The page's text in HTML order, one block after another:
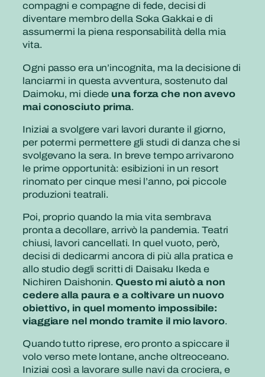
compagni e compagne di fede, decisi di
diventare membro della Soka Gakkai e di
assumermi la piena responsabilità della mia
vita.
Ogni passo era un’incognita, ma la decisione di
lanciarmi in questa avventura, sostenuto dal
Daimoku, mi diede una forza che non avevo
mai conosciuto prima.
Iniziai a svolgere vari lavori durante il giorno,
per potermi permettere gli studi di danza che si
svolgevano la sera. In breve tempo arrivarono
le prime opportunità: esibizioni in un resort
rinomato per cinque mesi l’anno, poi piccole
produzioni teatrali.
Poi, proprio quando la mia vita sembrava
pronta a decollare, arrivò la pandemia. Teatri
chiusi, lavori cancellati. In quel vuoto, però,
decisi di dedicarmi ancora di più alla pratica e
allo studio degli scritti di Daisaku Ikeda e
Nichiren Daishonin. Questo mi aiutò a non
cedere alla paura e a coltivare un nuovo
obiettivo, in quel momento impossibile:
viaggiare nel mondo tramite il mio lavoro.
Quando tutto riprese, ero pronto a spiccare il
volo verso mete lontane, anche oltreoceano.
Iniziai così a lavorare sulle navi da crociera, e